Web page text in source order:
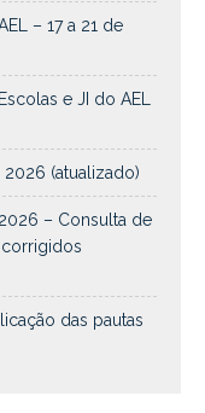
– 17 a 21 de
e JI do AEL
2026 (atualizado)
2026 – Consulta de
corrigidos
das pautas